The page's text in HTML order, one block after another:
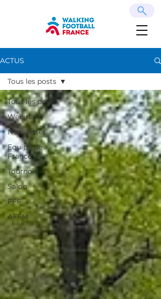
ACTUS
Tous les posts
Webinaire
Newsletter
Equipe de
France
Tournois
Salon
FFF
AFFM
Tous les posts